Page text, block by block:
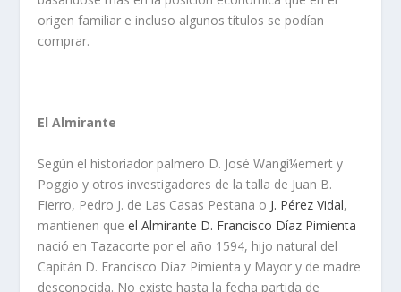
origen familiar e incluso algunos tí­tulos se podí­an
comprar.
El Almirante
Según el historiador palmero D. José Wangí¼emert y
Poggio y otros investigadores de la talla de Juan B.
Fierro, Pedro J. de Las Casas Pestana o J. Pérez Vidal,
mantienen queel Almirante D. Francisco Dí­az Pimienta
nació en Tazacorte por el año 1594, hijo natural del
Capitán D. Francisco Dí­az Pimienta y Mayor y de madre
desconocida. No existe hasta la fecha partida de